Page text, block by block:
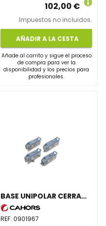
102,00 €
Impuestos no incluidos.
AÑADIR A LA CESTA
Añade al carrito y sigue el proceso
de compra para ver la
disponibilidad y los precios para
profesionales.
BASE UNIPOLAR CERRADA CAJA GENERAL DE PROTECCIÓN 7 RETORNO 100/160A
REF:0901967